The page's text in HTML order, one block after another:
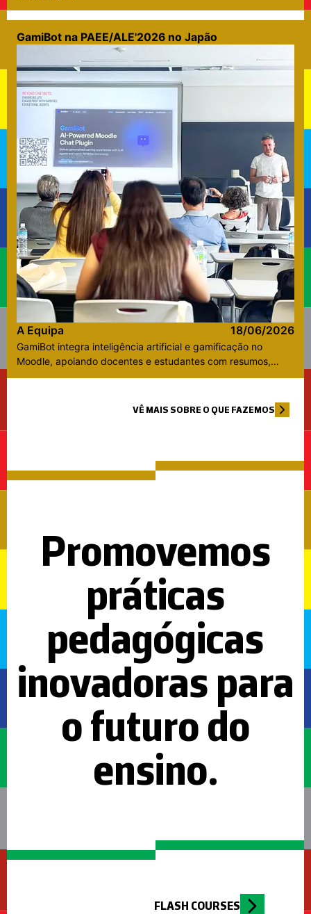
GamiBot na PAEE/ALE'2026 no Japão
A Equipa 18/06/2026
GamiBot integra inteligência artificial e gamificação no
Moodle, apoiando docentes e estudantes com resumos,
quizzes e esclarecimento de dúvidas.
VÊ MAIS SOBRE O QUE FAZEMOS
Promovemos
práticas
pedagógicas
inovadoras para
o futuro do
ensino.
FLASH COURSES